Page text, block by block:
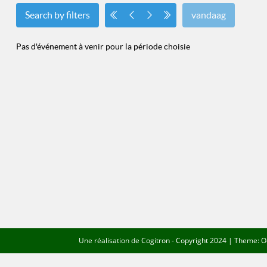
Search by filters vandaag
Pas d'événement à venir pour la période choisie
Une réalisation de Cogitron- Copyright 2024 | Theme: